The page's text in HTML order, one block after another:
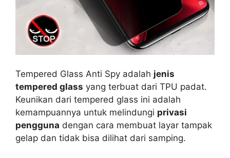
Tempered Glass Anti Spy adalah jenis
tempered glass yang terbuat dari TPU padat.
Keunikan dari tempered glass ini adalah
kemampuannya untuk melindungi privasi
pengguna dengan cara membuat layar tampak
gelap dan tidak bisa dilihat dari samping.